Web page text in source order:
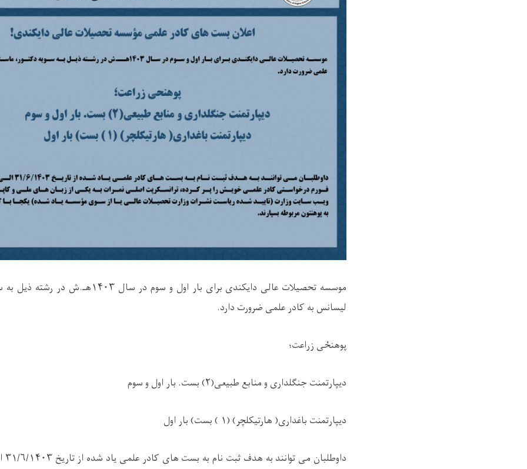
موسسه تحصیلات عالی دایکندی برای بار اول و سوم در سال۱۴۰۳هـ.ش در رشته ذيل به
لیسانس به کادر علمی ضرورت دارد.
پوهنځی زراعت؛
دیپارتمنت جنګلداری و منابع طبیعی(۲) بست. بار اول و سوم
دیپارتمنت باغداری( هارتیکلچر) (۱ ) بست) بار اول
داوطلبان می توانند به هدف ثبت نام به بست های کادر علمی یاد شده از تاریخ۳۱/۶/۱۴۰۳